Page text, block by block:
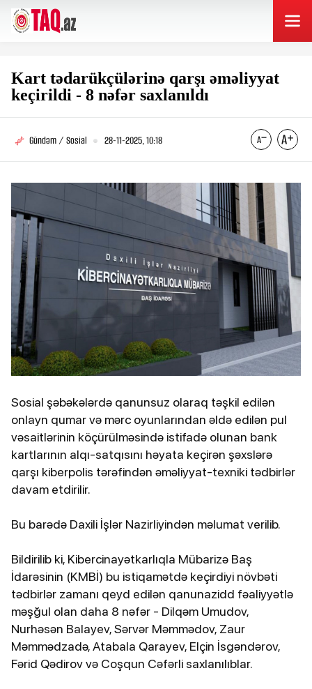
Kart tədarükçülərinə qarşı əməliyyat
keçirildi - 8 nəfər saxlanıldı
Gündəm / Sosial 28-11-2025, 10:18
Sosial şəbəkələrdə qanunsuz olaraq təşkil edilən
onlayn qumar və mərc oyunlarından əldə edilən pul
vəsaitlərinin köçürülməsində istifadə olunan bank
kartlarının alqı-satqısını həyata keçirən şəxslərə
qarşı kiberpolis tərəfindən əməliyyat-texniki tədbirlər
davam etdirilir.
Bu barədə Daxili İşlər Nazirliyindən məlumat verilib.
Bildirilib ki, Kibercinayətkarlıqla Mübarizə Baş
İdarəsinin (KMBİ) bu istiqamətdə keçirdiyi növbəti
tədbirlər zamanı qeyd edilən qanunazidd fəaliyyətlə
məşğul olan daha 8 nəfər - Dilqəm Umudov,
Nurhəsən Balayev, Sərvər Məmmədov, Zaur
Məmmədzadə, Atabala Qarayev, Elçin İsgəndərov,
Fərid Qədirov və Coşqun Cəfərli saxlanılıblar.